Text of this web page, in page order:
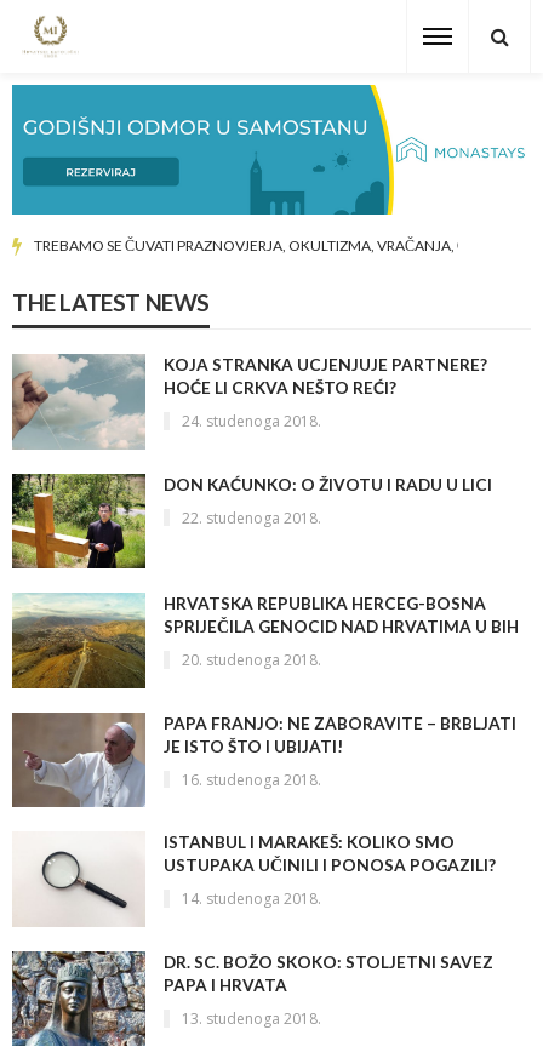
TREBAMO SE ČUVATI PRAZNOVJERJA, OKULTIZMA, VRAČANJA, ČARANJA…
THE LATEST NEWS
KOJA STRANKA UCJENJUJE PARTNERE?
HOĆE LI CRKVA NEŠTO REĆI?
24. studenoga 2018.
DON KAĆUNKO: O ŽIVOTU I RADU U LICI
22. studenoga 2018.
HRVATSKA REPUBLIKA HERCEG-BOSNA
SPRIJEČILA GENOCID NAD HRVATIMA U BIH
20. studenoga 2018.
PAPA FRANJO: NE ZABORAVITE – BRBLJATI
JE ISTO ŠTO I UBIJATI!
16. studenoga 2018.
ISTANBUL I MARAKEŠ: KOLIKO SMO
USTUPAKA UČINILI I PONOSA POGAZILI?
14. studenoga 2018.
DR. SC. BOŽO SKOKO: STOLJETNI SAVEZ
PAPA I HRVATA
13. studenoga 2018.